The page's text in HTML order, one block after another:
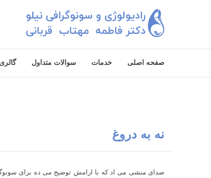
صفحه اصلی خدمات سوالات متداول گالری
نه به دروغ
صدای منشی می اد که با ارامش توضیح می ده برای